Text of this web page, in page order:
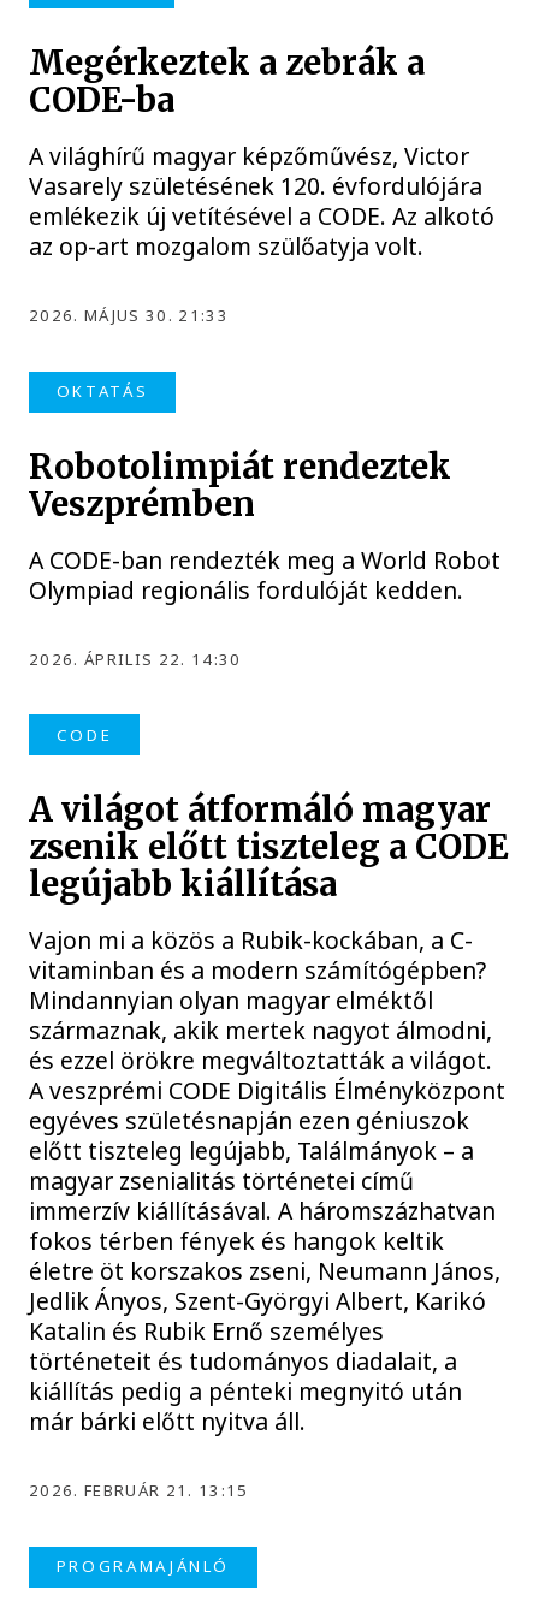
Megérkeztek a zebrák a
CODE-ba
A világhírű magyar képzőművész, Victor
Vasarely születésének 120. évfordulójára
emlékezik új vetítésével a CODE. Az alkotó
az op-art mozgalom szülőatyja volt.
2026. MÁJUS 30. 21:33
OKTATÁS
Robotolimpiát rendeztek
Veszprémben
A CODE-ban rendezték meg a World Robot
Olympiad regionális fordulóját kedden.
2026. ÁPRILIS 22. 14:30
CODE
A világot átformáló magyar
zsenik előtt tiszteleg a CODE
legújabb kiállítása
Vajon mi a közös a Rubik-kockában, a C-
vitaminban és a modern számítógépben?
Mindannyian olyan magyar elméktől
származnak, akik mertek nagyot álmodni,
és ezzel örökre megváltoztatták a világot.
A veszprémi CODE Digitális Élményközpont
egyéves születésnapján ezen géniuszok
előtt tiszteleg legújabb, Találmányok – a
magyar zsenialitás történetei című
immerzív kiállításával. A háromszázhatvan
fokos térben fények és hangok keltik
életre öt korszakos zseni, Neumann János,
Jedlik Ányos, Szent-Györgyi Albert, Karikó
Katalin és Rubik Ernő személyes
történeteit és tudományos diadalait, a
kiállítás pedig a pénteki megnyitó után
már bárki előtt nyitva áll.
2026. FEBRUÁR 21. 13:15
PROGRAMAJÁNLÓ